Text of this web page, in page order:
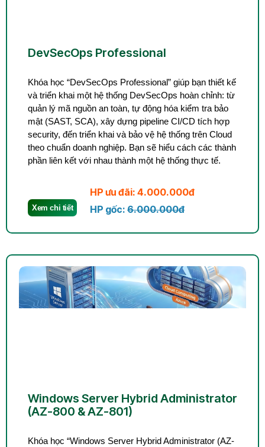
DevSecOps Professional
Khóa học “DevSecOps Professional” giúp bạn thiết kế
và triển khai một hệ thống DevSecOps hoàn chỉnh: từ
quản lý mã nguồn an toàn, tự động hóa kiểm tra bảo
mật (SAST, SCA), xây dựng pipeline CI/CD tích hợp
security, đến triển khai và bảo vệ hệ thống trên Cloud
theo chuẩn doanh nghiệp. Bạn sẽ hiểu cách các thành
phần liên kết với nhau thành một hệ thống thực tế.
HP ưu đãi: 4.000.000đ
HP gốc: 6.000.000đ
Xem chi tiết
Windows Server Hybrid Administrator
(AZ-800 & AZ-801)
Khóa học “Windows Server Hybrid Administrator (AZ-